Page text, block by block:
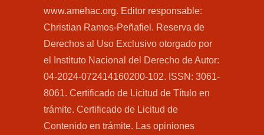
www.amehac.org. Editor responsable:
Christian Ramos-Peñafiel. Reserva de
Derechos al Uso Exclusivo otorgado por
el Instituto Nacional del Derecho de Autor:
04-2024-072414160200-102. ISSN: 3061-
8061. Certificado de Licitud de Título en
trámite. Certificado de Licitud de
Contenido en trámite. Las opiniones